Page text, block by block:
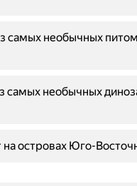
самых необычных
самых необычных
островах Юго-